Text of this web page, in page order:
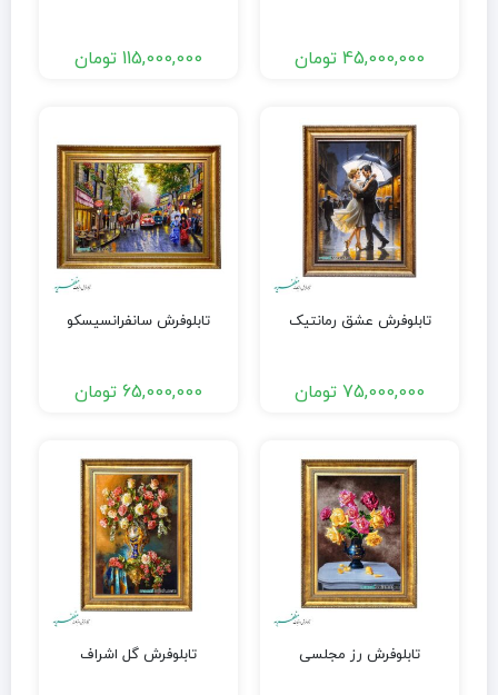
45,000,000 تومان 115,000,000 تومان
تابلوفرش عشق رمانتیک
75,000,000 تومان
تابلوفرش سانفرانسیسکو
65,000,000 تومان
تابلوفرش رز مجلسی تابلوفرش گل اشراف